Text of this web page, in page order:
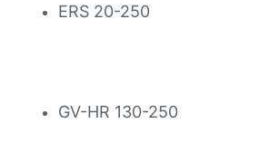
ERS 20-250
GV-HR 130-250